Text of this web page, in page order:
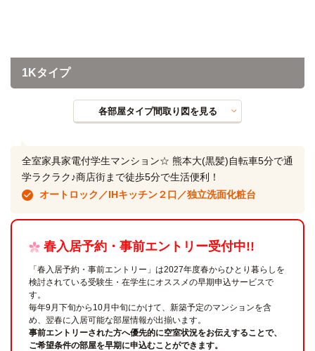
1Kタイプ
各部屋タイプ間取り図を見る
全室家具家電付学生マンション☆ 熊本大(黒髪)自転車5分で通
学ラクラク♪商店街まで徒歩5分で生活便利！
オートロック／IHキッチン２口／独立洗面化粧台
春入居予約・事前エントリー受付中!!
「春入居予約・事前エントリー」は2027年度春からひとり暮らしを
検討されている受験生・在学生にオススメの早期申込サービスで
す。
毎年9月下旬から10月中旬にかけて、新築予定のマンションを含
め、翌春に入居可能な部屋情報が出揃います。
事前エントリーされた方へ優先的に空室状況をお伝えすることで、
ご希望条件の部屋を早期に申込むことができます。